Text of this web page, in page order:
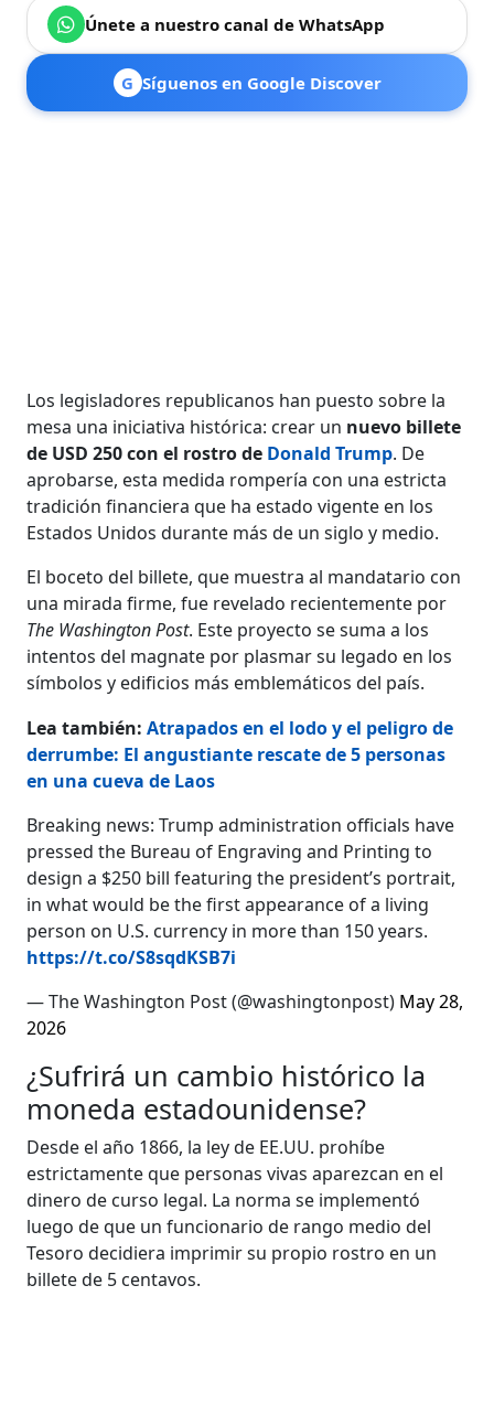
Únete a nuestro canal de WhatsApp
G Síguenos en Google Discover
Los legisladores republicanos han puesto sobre la
mesa una iniciativa histórica: crear un nuevo billete
de USD 250 con el rostro de Donald Trump. De
aprobarse, esta medida rompería con una estricta
tradición financiera que ha estado vigente en los
Estados Unidos durante más de un siglo y medio.
El boceto del billete, que muestra al mandatario con
una mirada firme, fue revelado recientemente por
The Washington Post. Este proyecto se suma a los
intentos del magnate por plasmar su legado en los
símbolos y edificios más emblemáticos del país.
Lea también: Atrapados en el lodo y el peligro de
derrumbe: El angustiante rescate de 5 personas
en una cueva de Laos
Breaking news: Trump administration officials have
pressed the Bureau of Engraving and Printing to
design a $250 bill featuring the president’s portrait,
in what would be the first appearance of a living
person on U.S. currency in more than 150 years.
https://t.co/S8sqdKSB7i
— The Washington Post (@washingtonpost) May 28,
2026
¿Sufrirá un cambio histórico la
moneda estadounidense?
Desde el año 1866, la ley de EE.UU. prohíbe
estrictamente que personas vivas aparezcan en el
dinero de curso legal. La norma se implementó
luego de que un funcionario de rango medio del
Tesoro decidiera imprimir su propio rostro en un
billete de 5 centavos.